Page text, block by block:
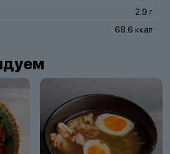
2.9 г
68.6 ккал